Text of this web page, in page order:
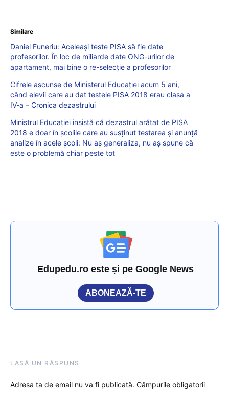
Similare
Daniel Funeriu: Aceleași teste PISA să fie date
profesorilor. În loc de miliarde date ONG-urilor de
apartament, mai bine o re-selecție a profesorilor
Cifrele ascunse de Ministerul Educației acum 5 ani,
când elevii care au dat testele PISA 2018 erau clasa a
IV-a – Cronica dezastrului
Ministrul Educației insistă că dezastrul arătat de PISA
2018 e doar în școlile care au susținut testarea și anunță
analize în acele școli: Nu aș generaliza, nu aș spune că
este o problemă chiar peste tot
Edupedu.ro este și pe Google News
ABONEAZĂ-TE
LASĂ UN RĂSPUNS
Adresa ta de email nu va fi publicată. Câmpurile obligatorii